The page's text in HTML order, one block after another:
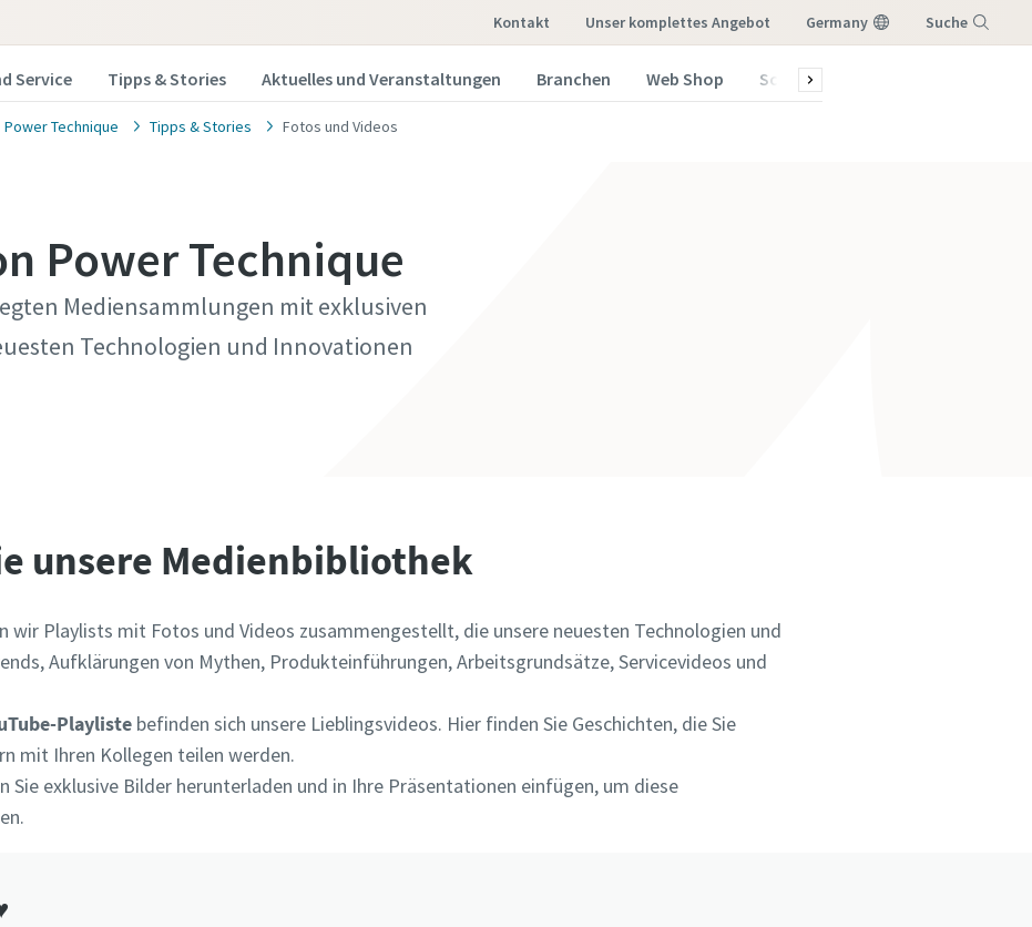
Kontakt Unser komplettes Angebot Germany Suche
Service Tipps & Stories Aktuelles und Veranstaltungen Branchen Web Shop Schulungsprogramm 2026
Power Technique Tipps & Stories Fotos und Videos
Power Technique
Mediensammlungen mit exklusiven
Technologien und Innovationen
unsere Medienbibliothek
wir Playlists mit Fotos und Videos zusammengestellt, die unsere neuesten Technologien und
Aufklärungen von Mythen, Produkteinführungen, Arbeitsgrundsätze, Servicevideos und
Playliste befinden sich unsere Lieblingsvideos. Hier finden Sie Geschichten, die Sie
mit Ihren Kollegen teilen werden.
Sie exklusive Bilder herunterladen und in Ihre Präsentationen einfügen, um diese